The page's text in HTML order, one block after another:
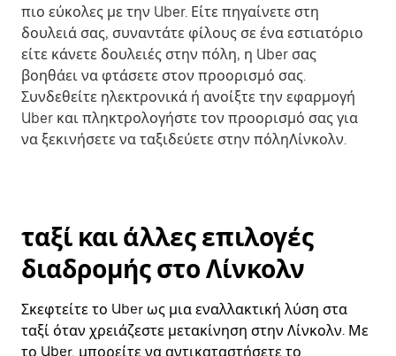
πιο εύκολες με την Uber. Είτε πηγαίνετε στη
δουλειά σας, συναντάτε φίλους σε ένα εστιατόριο
είτε κάνετε δουλειές στην πόλη, η Uber σας
βοηθάει να φτάσετε στον προορισμό σας.
Συνδεθείτε ηλεκτρονικά ή ανοίξτε την εφαρμογή
Uber και πληκτρολογήστε τον προορισμό σας για
να ξεκινήσετε να ταξιδεύετε στην πόληΛίνκολν.
ταξί και άλλες επιλογές
διαδρομής στο Λίνκολν
Σκεφτείτε το Uber ως μια εναλλακτική λύση στα
ταξί όταν χρειάζεστε μετακίνηση στην Λίνκολν. Με
το Uber, μπορείτε να αντικαταστήσετε το